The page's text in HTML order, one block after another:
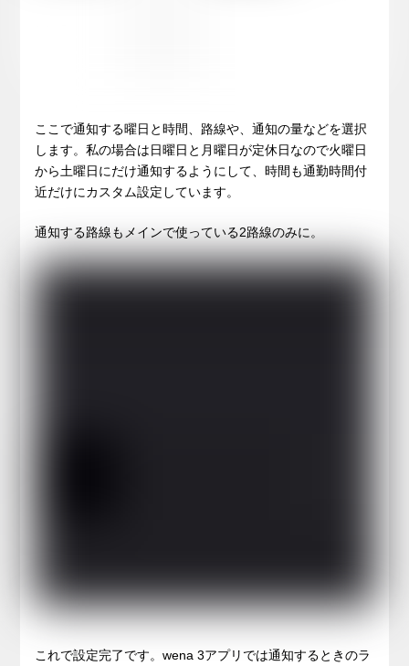
ここで通知する曜日と時間、路線や、通知の量などを選択
します。私の場合は日曜日と月曜日が定休日なので火曜日
から土曜日にだけ通知するようにして、時間も通勤時間付
近だけにカスタム設定しています。
通知する路線もメインで使っている2路線のみに。
これで設定完了です。wena 3アプリでは通知するときのラ